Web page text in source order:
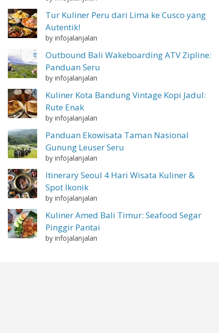
Tur Kuliner Peru dari Lima ke Cusco yang
Autentik!
by infojalanjalan
Outbound Bali Wakeboarding ATV Zipline:
Panduan Seru
by infojalanjalan
Kuliner Kota Bandung Vintage Kopi Jadul:
Rute Enak
by infojalanjalan
Panduan Ekowisata Taman Nasional
Gunung Leuser Seru
by infojalanjalan
Itinerary Seoul 4 Hari Wisata Kuliner &
Spot Ikonik
by infojalanjalan
Kuliner Amed Bali Timur: Seafood Segar
Pinggir Pantai
by infojalanjalan